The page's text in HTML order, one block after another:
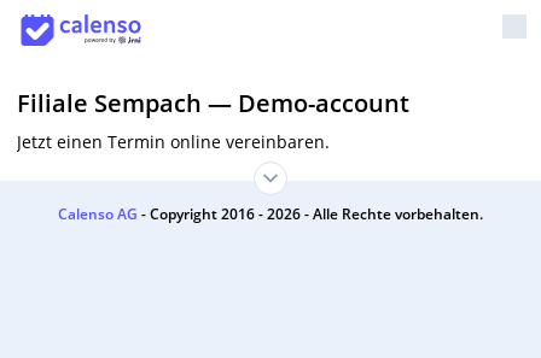
Filiale Sempach — Demo-account
Jetzt einen Termin online vereinbaren.
Calenso AG - Copyright 2016 - 2026 - Alle Rechte vorbehalten.